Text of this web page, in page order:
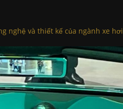
nghệ và thiết kế của ngành xe hơi